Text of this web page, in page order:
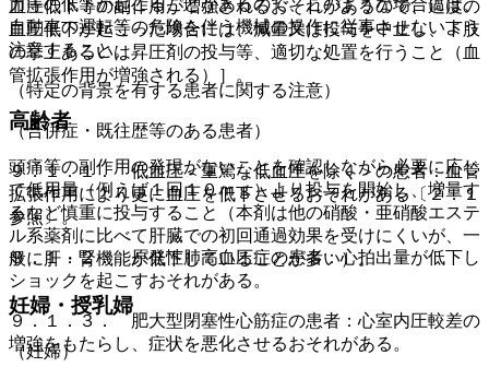
血圧低下等の副作用が増強されるおそれがあるので、過度の
血圧低下が起こった場合には、減量又は投与を中止し、下肢
の挙上あるいは昇圧剤の投与等、適切な処置を行うこと（血
管拡張作用が増強される）］。
高齢者
頭痛等の副作用の発現がないことを確認しながら必要に応じ
て低用量（例えば１回１０ｍｇ）より投与を開始し、増量す
るなど慎重に投与すること（本剤は他の硝酸・亜硝酸エステ
ル系薬剤に比べて肝臓での初回通過効果を受けにくいが、一
般に肝・腎機能が低下していることが多い）。
妊婦・授乳婦
（妊婦）
力等の低下が起こることがあるので、このような場合には、
自動車の運転等の危険を伴う機械の操作に従事させないよう
注意すること。
（特定の背景を有する患者に関する注意）
（合併症・既往歴等のある患者）
９．１．１． 低血圧＜重篤な低血圧を除く＞の患者：血管
拡張作用により更に血圧を低下させるおそれがある〔２．１
参照〕。
９．１．２． 原発性肺高血圧症の患者：心拍出量が低下し
ショックを起こすおそれがある。
９．１．３． 肥大型閉塞性心筋症の患者：心室内圧較差の
増強をもたらし、症状を悪化させるおそれがある。